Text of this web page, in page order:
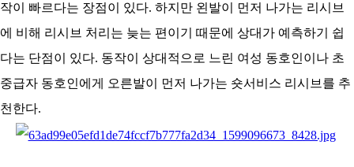
작이 빠르다는 장점이 있다. 하지만 왼발이 먼저 나가는 리시브
에 비해 리시브 처리는 늦는 편이기 때문에 상대가 예측하기 쉽
다는 단점이 있다. 동작이 상대적으로 느린 여성 동호인이나 초
중급자 동호인에게 오른발이 먼저 나가는 숏서비스 리시브를 추
천한다.